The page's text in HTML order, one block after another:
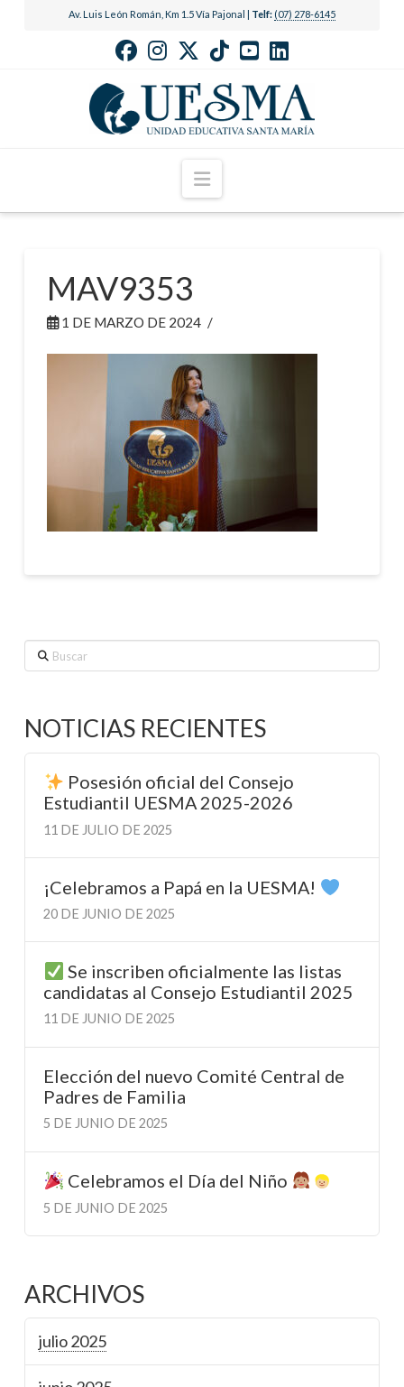
Av. Luis León Román, Km 1.5 Vía Pajonal | Telf: (07) 278-6145
Navigation
MAV9353
1 DE MARZO DE 2024
Buscar
NOTICIAS RECIENTES
Posesión oficial del Consejo
Estudiantil UESMA 2025-2026
11 DE JULIO DE 2025
¡Celebramos a Papá en la UESMA!
20 DE JUNIO DE 2025
Se inscriben oficialmente las listas
candidatas al Consejo Estudiantil 2025
11 DE JUNIO DE 2025
Elección del nuevo Comité Central de
Padres de Familia
5 DE JUNIO DE 2025
Celebramos el Día del Niño
5 DE JUNIO DE 2025
ARCHIVOS
julio 2025